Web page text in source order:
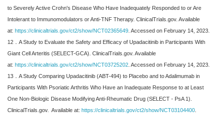
to Severely Active Crohn's Disease Who Have Inadequately Responded to or Are
Intolerant to Immunomodulators or Anti-TNF Therapy. ClinicalTrials.gov. Available
at: https://clinicaltrials.gov/ct2/show/NCT02365649 . Accessed on February 14, 2023.
12．A Study to Evaluate the Safety and Efficacy of Upadacitinib in Participants With
Giant Cell Arteritis (SELECT-GCA). ClinicalTrials.gov. Available
at: https://clinicaltrials.gov/ct2/show/NCT03725202 . Accessed on February 14, 2023.
13．A Study Comparing Upadacitinib (ABT-494) to Placebo and to Adalimumab in
Participants With Psoriatic Arthritis Who Have an Inadequate Response to at Least
One Non-Biologic Disease Modifying Anti-Rheumatic Drug (SELECT - PsA 1).
ClinicalTrials.gov. Available at: https://clinicaltrials.gov/ct2/show/NCT03104400